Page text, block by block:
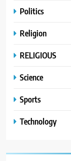
Politics
Religion
RELIGIOUS
Science
Sports
Technology